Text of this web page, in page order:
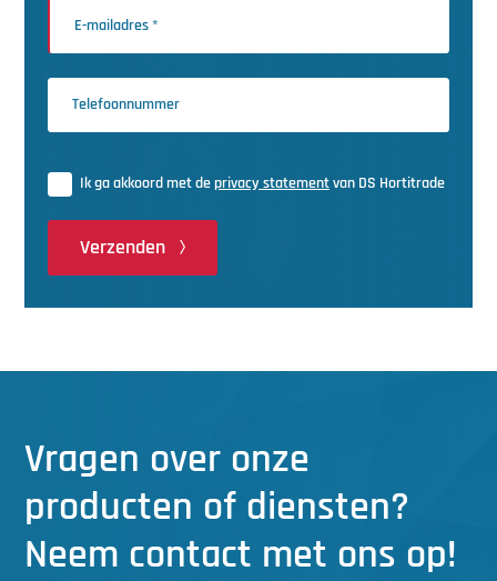
Ik ga akkoord met deprivacy statementvan DS Hortitrade
Verzenden
Vragen over onze
producten of diensten?
Neem contact met ons op!